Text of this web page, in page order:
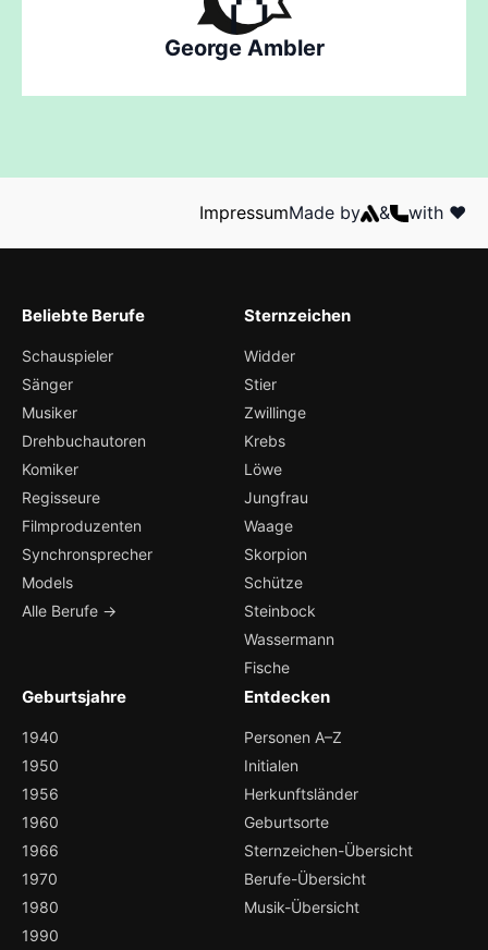
George Ambler
ImpressumMade by & with ❤️
Beliebte Berufe
Schauspieler
Sänger
Musiker
Drehbuchautoren
Komiker
Regisseure
Filmproduzenten
Synchronsprecher
Models
Alle Berufe →
Sternzeichen
Widder
Stier
Zwillinge
Krebs
Löwe
Jungfrau
Waage
Skorpion
Schütze
Steinbock
Wassermann
Fische
Geburtsjahre
1940
1950
1956
1960
1966
1970
1980
1990
Entdecken
Personen A–Z
Initialen
Herkunftsländer
Geburtsorte
Sternzeichen-Übersicht
Berufe-Übersicht
Musik-Übersicht